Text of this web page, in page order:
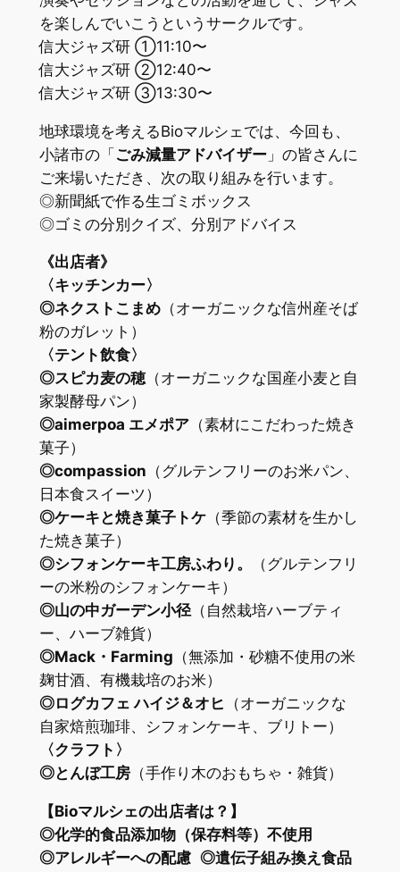
を楽しんでいこうというサークルです。
信大ジャズ研 ①11:10〜
信大ジャズ研 ②12:40〜
信大ジャズ研 ③13:30〜
地球環境を考えるBioマルシェでは、今回も、
小諸市の「ごみ減量アドバイザー」の皆さんに
ご来場いただき、次の取り組みを行います。
◎新聞紙で作る生ゴミボックス
◎ゴミの分別クイズ、分別アドバイス
《出店者》
〈キッチンカー〉
◎ネクストこまめ（オーガニックな信州産そば
粉のガレット）
〈テント飲食〉
◎スピカ麦の穂（オーガニックな国産小麦と自
家製酵母パン）
◎aimerpoa エメポア（素材にこだわった焼き
菓子）
◎compassion （グルテンフリーのお米パン、
日本食スイーツ）
◎ケーキと焼き菓子トケ（季節の素材を生かし
た焼き菓子）
◎シフォンケーキ工房ふわり。
（グルテンフリ
ーの米粉のシフォンケーキ）
◎山の中ガーデン小径（自然栽培ハーブティ
ー、ハーブ雑貨）
◎Mack・Farming （無添加・砂糖不使用の米
麹甘酒、有機栽培のお米）
◎ログカフェ ハイジ＆オヒ （オーガニックな
自家焙煎珈琲、シフォンケーキ、ブリトー）
〈クラフト〉
◎とんぼ工房（手作り木のおもちゃ・雑貨）
【Bioマルシェの出店者は？】
◎化学的食品添加物（保存料等）不使用
◎アレルギーへの配慮 ◎遺伝子組み換え食品